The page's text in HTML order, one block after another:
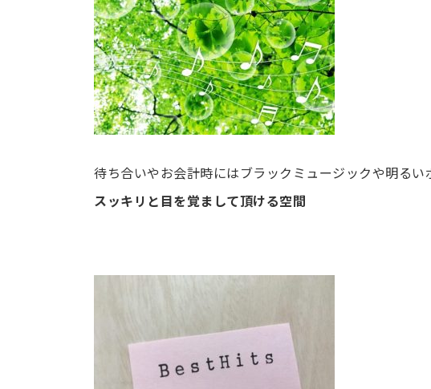
待ち合いやお会計時にはブラックミュージックや明るい
スッキリと目を覚まして頂ける空間